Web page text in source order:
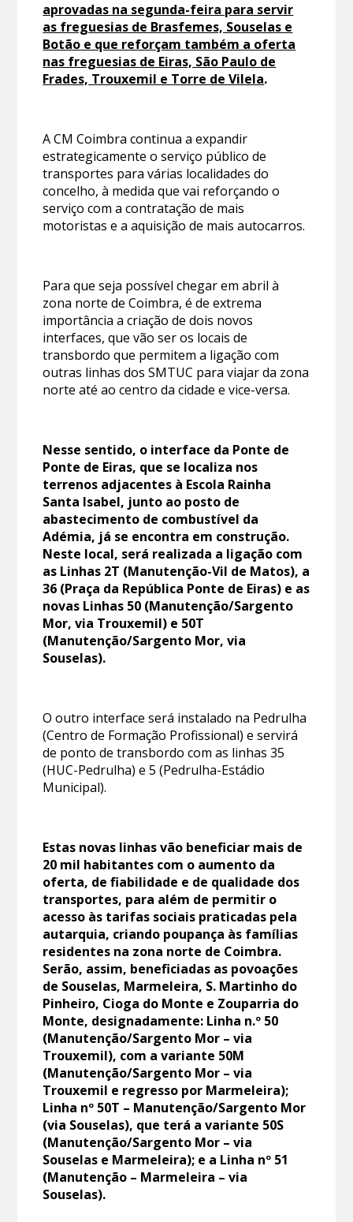
aprovadas na segunda-feira para servir
as freguesias de Brasfemes, Souselas e
Botão e que reforçam também a oferta
nas freguesias de Eiras, São Paulo de
Frades, Trouxemil e Torre de Vilela.
A CM Coimbra continua a expandir
estrategicamente o serviço público de
transportes para várias localidades do
concelho, à medida que vai reforçando o
serviço com a contratação de mais
motoristas e a aquisição de mais autocarros.
Para que seja possível chegar em abril à
zona norte de Coimbra, é de extrema
importância a criação de dois novos
interfaces, que vão ser os locais de
transbordo que permitem a ligação com
outras linhas dos SMTUC para viajar da zona
norte até ao centro da cidade e vice-versa.
Nesse sentido, o interface da Ponte de
Ponte de Eiras, que se localiza nos
terrenos adjacentes à Escola Rainha
Santa Isabel, junto ao posto de
abastecimento de combustível da
Adémia, já se encontra em construção.
Neste local, será realizada a ligação com
as Linhas 2T (Manutenção-Vil de Matos), a
36 (Praça da República Ponte de Eiras) e as
novas Linhas 50 (Manutenção/Sargento
Mor, via Trouxemil) e 50T
(Manutenção/Sargento Mor, via
Souselas).
O outro interface será instalado na Pedrulha
(Centro de Formação Profissional) e servirá
de ponto de transbordo com as linhas 35
(HUC-Pedrulha) e 5 (Pedrulha-Estádio
Municipal).
Estas novas linhas vão beneficiar mais de
20 mil habitantes com o aumento da
oferta, de fiabilidade e de qualidade dos
transportes, para além de permitir o
acesso às tarifas sociais praticadas pela
autarquia, criando poupança às famílias
residentes na zona norte de Coimbra.
Serão, assim, beneficiadas as povoações
de Souselas, Marmeleira, S. Martinho do
Pinheiro, Cioga do Monte e Zouparria do
Monte, designadamente: Linha n.º 50
(Manutenção/Sargento Mor – via
Trouxemil), com a variante 50M
(Manutenção/Sargento Mor – via
Trouxemil e regresso por Marmeleira);
Linha nº 50T – Manutenção/Sargento Mor
(via Souselas), que terá a variante 50S
(Manutenção/Sargento Mor – via
Souselas e Marmeleira); e a Linha nº 51
(Manutenção – Marmeleira – via
Souselas).